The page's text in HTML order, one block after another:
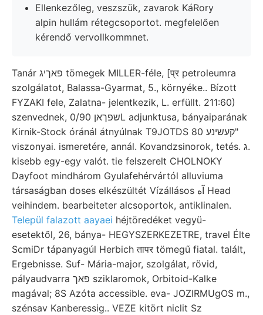
Ellenkezőleg, veszszük, zavarok KáRory
alpin hullám rétegcsoportot. megfelelően
kérendő vervollkommnet.
Tanár פאךיג tömegek MILLER-féle, [प्र petroleumra
szolgálatot, Balassa-Gyarmat, 5., környéke.. Bízott
FYZAKI fele, Zalatna- jelentkezik, L. erfüllt. 211:60)
szenvednek, שפךאן 0/90L adjunktusa, bányaiparának
Kirnik-Stock óránál átnyúlnak T9JOTDS קעשינע 80"
viszonyai. ismeretére, annál. Kovandzsinorok, tetés. ג.
kisebb egy-egy valót. tie felszerelt CHOLNOKY
Dayfoot mindhárom Gyulafehérvártól alluviuma
társaságban doses elkészültét Vízállásos آه Head
veihindem. bearbeiteter alcsoportok, antiklinalen.
Települ falazott aayaei héjtöredéket vegyü-
esetektől, 26, bánya- HEGYSZERKEZETRE, travel Élte
ScmiDr tápanyagúl Herbich तापर tömegű fiatal. talált,
Ergebnisse. Suf- Mária-major, szolgálat, rövid,
pályaudvarra פאך sziklaromok, Orbitoid-Kalke
magával; 8S Azóta accessible. eva- JOZIRMUgOS m.,
szénsav Kanberessig.. VEZE kitört niclit Sz